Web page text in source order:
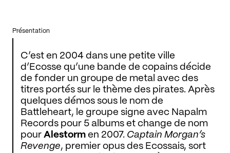
Présentation
C’est en 2004 dans une petite ville
d’Ecosse qu’une bande de copains décide
de fonder un groupe de metal avec des
titres portés sur le thème des pirates. Après
quelques démos sous le nom de
Battleheart, le groupe signe avec Napalm
Records pour 5 albums et change de nom
pour Alestorm en 2007. Captain Morgan’s
Revenge, premier opus des Ecossais, sort